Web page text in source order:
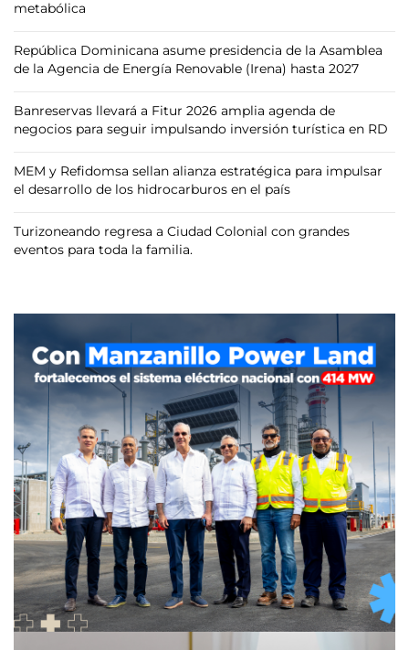
metabólica
República Dominicana asume presidencia de la Asamblea
de la Agencia de Energía Renovable (Irena) hasta 2027
Banreservas llevará a Fitur 2026 amplia agenda de
negocios para seguir impulsando inversión turística en RD
MEM y Refidomsa sellan alianza estratégica para impulsar
el desarrollo de los hidrocarburos en el país
Turizoneando regresa a Ciudad Colonial con grandes
eventos para toda la familia.